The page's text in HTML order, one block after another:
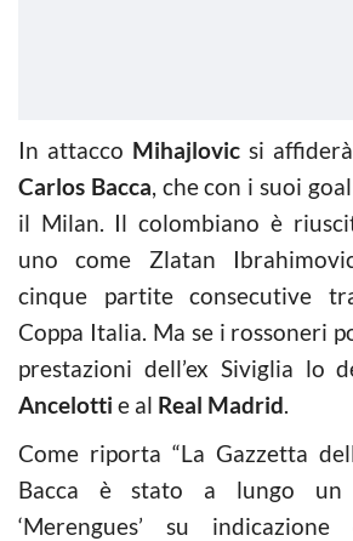
In attacco Mihajlovic si
Carlos Bacca, che con i suoi
il Milan. Il colombiano è
uno come Zlatan
cinque partite consecutive
Coppa Italia. Ma se i rossoneri
prestazioni dell’ex Siviglia lo
Ancelotti e al Real Madrid.
Come riporta “La Gazzetta
Bacca è stato a lungo un
‘Merengues’ su